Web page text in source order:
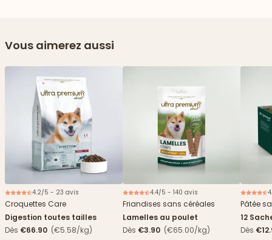
Vous aimerez aussi
4.2/5 - 23 avis
Croquettes Care
Digestion toutes tailles
Dès €66.90 (€5.58/kg)
4.4/5 - 140 avis
Friandises sans céréales
Lamelles au poulet
Dès €3.90 (€65.00/kg)
Pâtée
12
Dès